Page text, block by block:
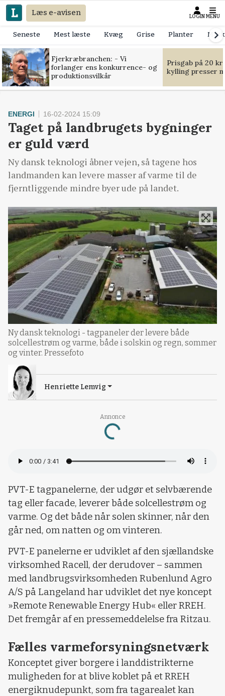
Læs e-avisen LOGIN MENU
Seneste Mest læste Kvæg Grise Planter
Fjerkræbranchen: - Vi
forlanger ens konkurrence- og
produktionsvilkår
Prisgab på 20
kylling presser
Annonce
Loading...
ENERGI 16-02-2024 15:09
Taget på landbrugets bygninger
er guld værd
Ny dansk teknologi åbner vejen, så tagene hos
landmanden kan levere masser af varme til de
fjerntliggende mindre byer ude på landet.
Ny dansk teknologi - tagpaneler der levere både
solcellestrøm og varme, både i solskin og regn, sommer
og vinter. Pressefoto
Henriette Lemvig
PVT-E tagpanelerne, der udgør et selvbærende
tag eller facade, leverer både solcellestrøm og
varme. Og det både når solen skinner, når den
går ned, om natten og om vinteren.
PVT-E panelerne er udviklet af den sjællandske
virksomhed Racell, der derudover – sammen
med landbrugsvirksomheden Rubenlund Agro
A/S på Langeland har udviklet det nye koncept
»Remote Renewable Energy Hub« eller RREH.
Det fremgår af en pressemeddelelse fra Ritzau.
Fælles varmeforsyningsnetværk
Konceptet giver borgere i landdistrikterne
muligheden for at blive koblet på et RREH
energiknudepunkt, som fra tagarealet kan